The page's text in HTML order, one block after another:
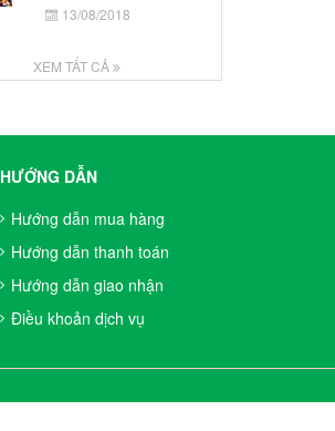
13/08/2018
XEM TẤT CẢ
HƯỚNG DẪN
Hướng dẫn mua hàng
Hướng dẫn thanh toán
Hướng dẫn giao nhận
Điều khoản dịch vụ